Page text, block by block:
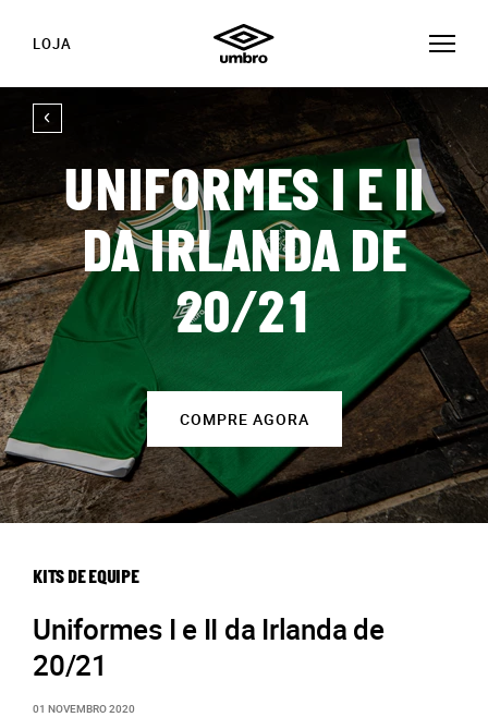
LOJA
UNIFORMES I E II
DA IRLANDA DE
20/21
COMPRE AGORA
KITS DE EQUIPE
Uniformes I e II da Irlanda de
20/21
01 NOVEMBRO 2020